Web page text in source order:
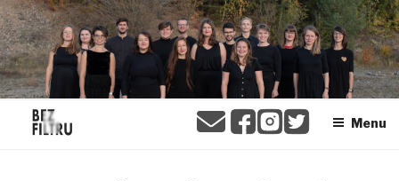
Přejít
k
obsahu
webu
BEZ FILTRU
Menu